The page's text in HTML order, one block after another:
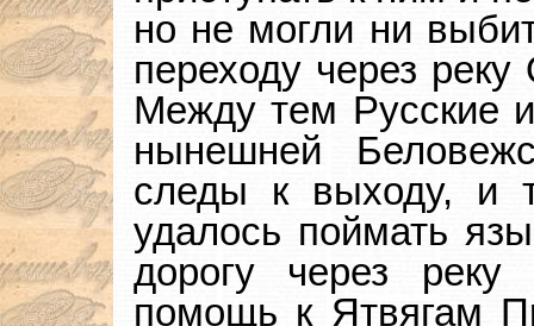
но не могли ни
переходу через
Между тем Русские
нынешней
следы к выходу, и
удалось поймать
дорогу через
помощь к Ятвягам